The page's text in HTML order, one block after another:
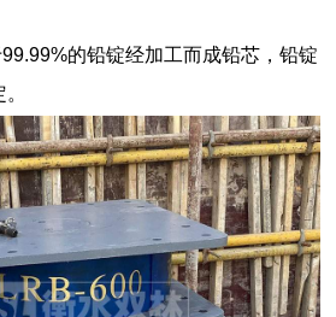
的铅锭经加工而成铅芯，铅锭